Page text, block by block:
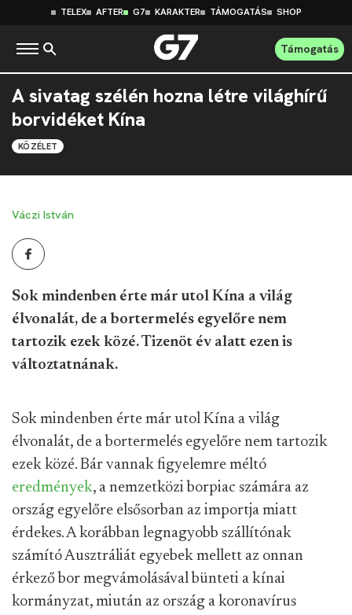
TELEX AFTER G7 KARAKTER TÁMOGATÁS SHOP
Támogatás
A sivatag szélén hozna létre világhírű
borvidéket Kína
KÖZÉLET
Váczi István
Sok mindenben érte már utol Kína a világ
élvonalát, de a bortermelés egyelőre nem
tartozik ezek közé. Tizenöt év alatt ezen is
változtatnának.
Sok mindenben érte már utol Kína a világ
élvonalát, de a bortermelés egyelőre nem tartozik
ezek közé. Bár vannak figyelemre méltó
eredmények, a nemzetközi borpiac számára az
ország egyelőre elsősorban az importja miatt
érdekes. A korábban legnagyobb szállítónak
számító Ausztráliát egyebek mellett az onnan
érkező bor megvámolásával bünteti a kínai
kormányzat, miután az ország a koronavírus